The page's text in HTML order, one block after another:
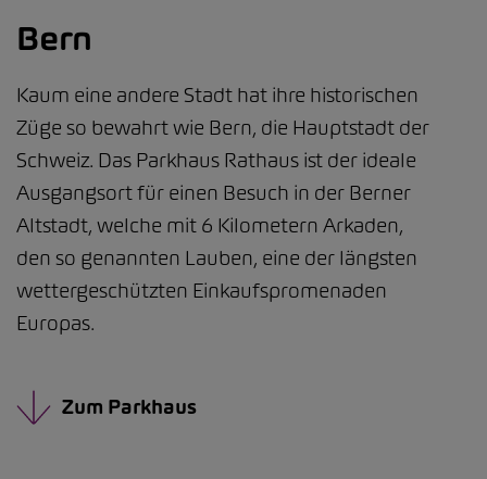
Bern
Kaum eine andere Stadt hat ihre historischen
Züge so bewahrt wie Bern, die Hauptstadt der
Schweiz. Das Parkhaus Rathaus ist der ideale
Ausgangsort für einen Besuch in der Berner
Altstadt, welche mit 6 Kilometern Arkaden,
den so genannten Lauben, eine der längsten
wettergeschützten Einkaufspromenaden
Europas.
Zum Parkhaus